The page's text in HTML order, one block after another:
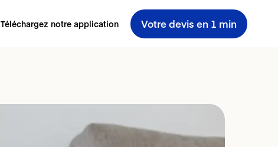
Téléchargez notre application Votre devis en 1 min